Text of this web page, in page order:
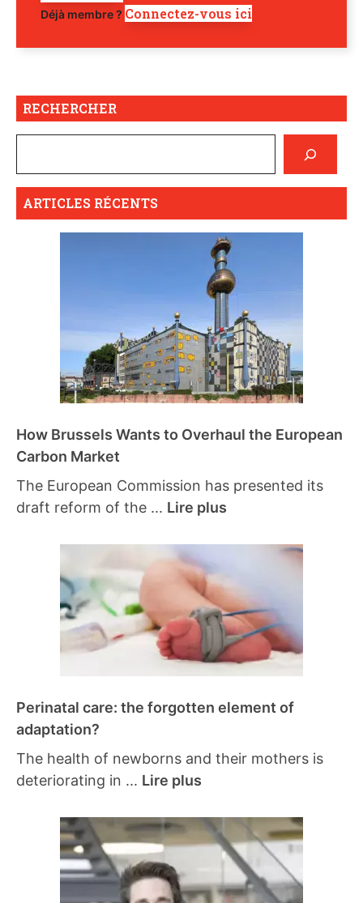
Déjà membre ? Connectez-vous ici
RECHERCHER
ARTICLES RÉCENTS
How Brussels Wants to Overhaul the European
Carbon Market
The European Commission has presented its
draft reform of the ... Lire plus
Perinatal care: the forgotten element of
adaptation?
The health of newborns and their mothers is
deteriorating in ... Lire plus